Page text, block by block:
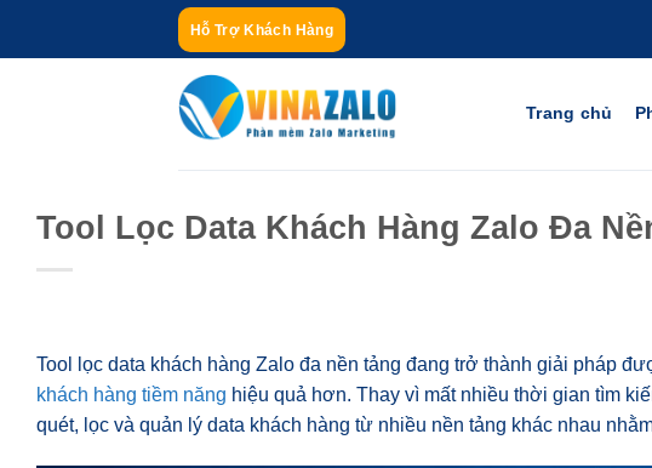
Hỗ Trợ Khách Hàng
Trang chủ
Tool Lọc Data Khách Hàng Zalo Đa
Tool lọc data khách hàng Zalo đa nền tảng đang trở thành giải pháp
khách hàng tiềm năng hiệu quả hơn. Thay vì mất nhiều thời gian tìm
quét, lọc và quản lý data khách hàng từ nhiều nền tảng khác nhau